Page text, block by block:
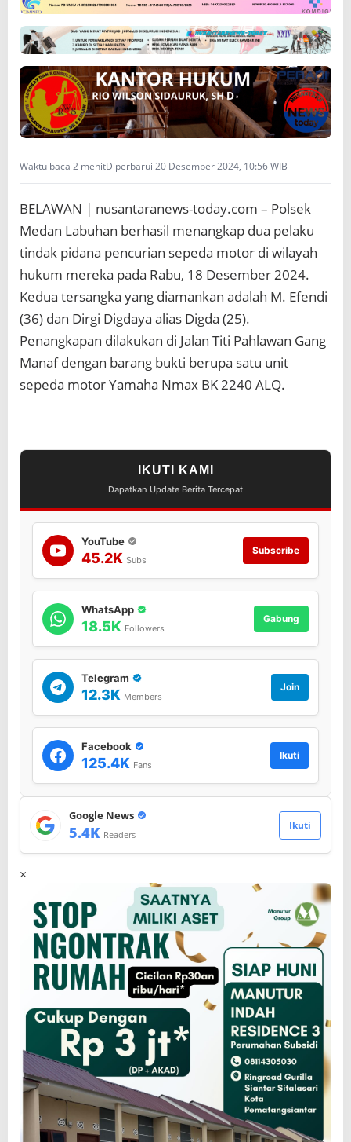
L
a
b
u
h
a
n
T
e
b
D
a
R
e
s
i
d
i
v
i
s
P
k
n
c
u
r
i
a
n
S
e
e
a
M
o
t
o
r
Waktu baca 2 menitDiperbarui 20 Desember 2024, 10:56 WIB
BELAWAN | nusantaranews-today.com – Polsek
Medan Labuhan berhasil menangkap dua pelaku
tindak pidana pencurian sepeda motor di wilayah
hukum mereka pada Rabu, 18 Desember 2024.
Kedua tersangka yang diamankan adalah M. Efendi
(36) dan Dirgi Digdaya alias Digda (25).
Penangkapan dilakukan di Jalan Titi Pahlawan Gang
Manaf dengan barang bukti berupa satu unit
sepeda motor Yamaha Nmax BK 2240 ALQ.
IKUTI KAMI
Dapatkan Update Berita Tercepat
YouTube
45.2K Subs
Subscribe
WhatsApp
18.5K Followers
Gabung
Telegram
12.3K Members
Join
Facebook
125.4K Fans
Ikuti
Google News
5.4K Readers
Ikuti
×